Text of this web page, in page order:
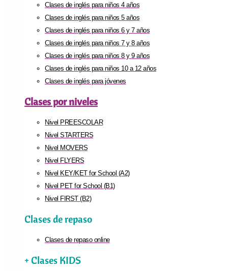
Clases de inglés para niños 4 años
Clases de inglés para niños 5 años
Clases de inglés para niños 6 y 7 años
Clases de inglés para niños 7 y 8 años
Clases de inglés para niños 8 y 9 años
Clases de inglés para niños 10 a 12 años
Clases de inglés para jóvenes
Clases por niveles
Nivel PREESCOLAR
Nivel STARTERS
Nivel MOVERS
Nivel FLYERS
Nivel KEY/KET for School (A2)
Nivel PET for School (B1)
Nivel FIRST (B2)
Clases de repaso
Clases de repaso online
+ Clases KIDS